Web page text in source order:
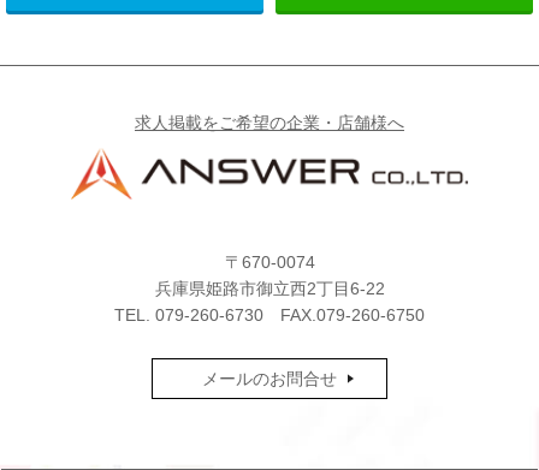
求人掲載をご希望の企業・店舗様へ
〒670-0074
兵庫県姫路市御立西2丁目6-22
TEL. 079-260-6730 FAX.079-260-6750
メールのお問合せ